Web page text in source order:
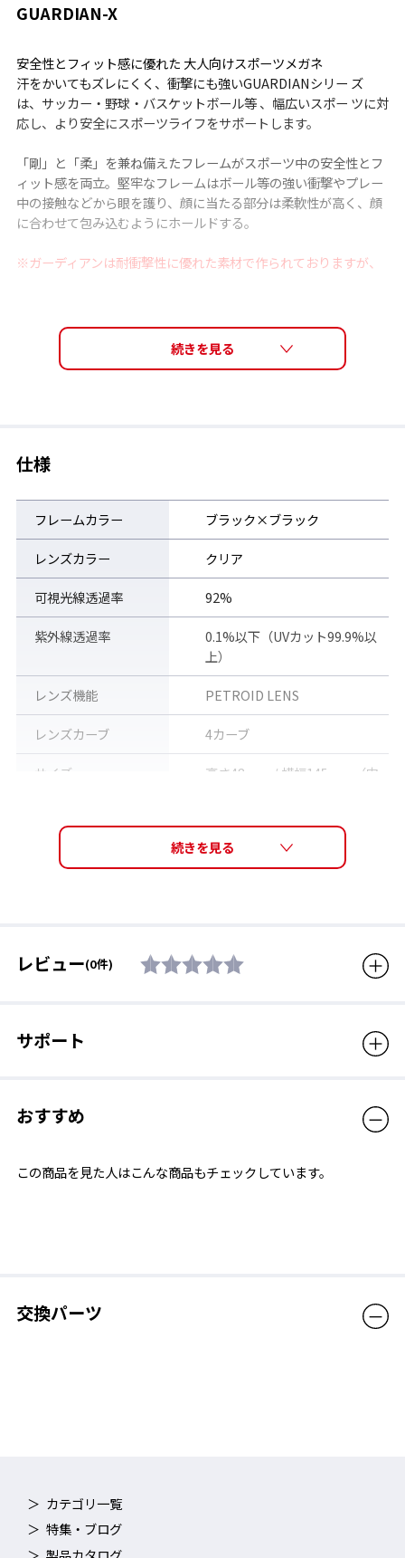
GUARDIAN-X
安全性とフィット感に優れた 大人向けスポーツメガネ
汗をかいてもズレにくく、衝撃にも強いGUARDIANシリー ズ
は、サッカー・野球・バスケットボール等 、幅広いスポー ツに対
応し、より安全にスポーツライフをサポートします。
「剛」と「柔」を兼ね備えたフレームがスポーツ中の安全性とフ
ィット感を両立。堅牢なフレームはボール等の強い衝撃やプレー
中の接触などから眼を護り、顔に当たる部分は柔軟性が高く、顔
に合わせて包み込むようにホールドする。
※ガーディアンは耐衝撃性に優れた素材で作られておりますが、
ようお願い申し上げます。
衝撃に強いペトロイドレンズ
ガラスの約10倍以上という耐衝撃性を持つプラスチック素材「ポ
リカーボネート」にSWANS独自のハードコート膜で強化を行っ
た「PETROID LENS(ペトロイドレンズ)」を採用。
伸縮性のあるベルトは面ファスナーで調整が可能。
SWANSアイガードシリーズはSG基準認証品※です
仕様
フレームカラー ブラック×ブラック
レンズカラー クリア
可視光線透過率 92%
紫外線透過率
0.1%以下（UVカット99.9%以
上）
レンズ機能 PETROID LENS
レンズカーブ 4カーブ
サイズ
高さ48mm / 横幅145mm（内
76mm (57□19)
58g
度付きレンズセット商品は
→こちら
レンズ : ポリカーボネート（度
付属品
対象年齢 中学生から大人用
レビュー(0件)
サポート
おすすめ
この商品を見た人はこんな商品もチェックしています。
交換パーツ
カテゴリ一覧
特集・ブログ